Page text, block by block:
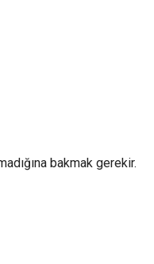
bakmak gerekir.